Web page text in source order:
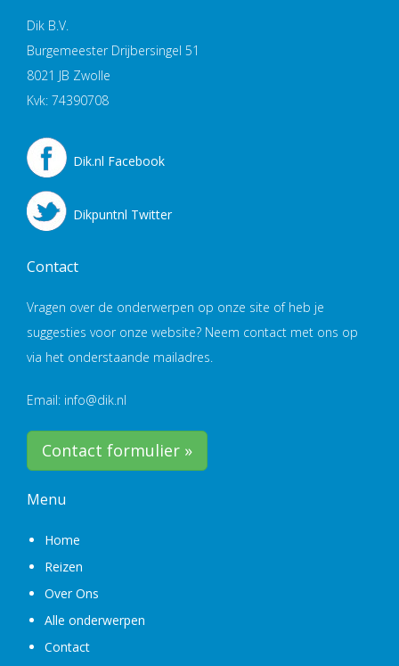
Dik B.V.
Burgemeester Drijbersingel 51
8021 JB Zwolle
Kvk: 74390708
Dik.nl Facebook
Dikpuntnl Twitter
Contact
Vragen over de onderwerpen op onze site of heb je
suggesties voor onze website? Neem contact met ons op
via het onderstaande mailadres.
Email: info@dik.nl
Contact formulier »
Menu
Home
Reizen
Over Ons
Alle onderwerpen
Contact